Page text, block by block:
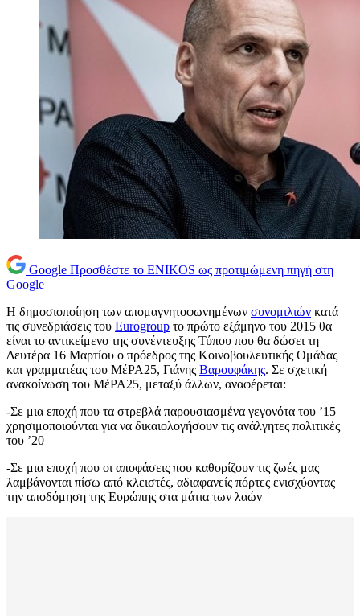
Google Προσθέστε το ENIKOS ως προτιμώμενη πηγή στη
Google
Η δημοσιοποίηση των απομαγνητοφωνημένων συνομιλιών κατά
τις συνεδριάσεις του Eurogroup το πρώτο εξάμηνο του 2015 θα
είναι το αντικείμενο της συνέντευξης Τύπου που θα δώσει τη
Δευτέρα 16 Μαρτίου ο πρόεδρος της Κοινοβουλευτικής Ομάδας
και γραμματέας του ΜέΡΑ25, Γιάνης Βαρουφάκης. Σε σχετική
ανακοίνωση του ΜέΡΑ25, μεταξύ άλλων, αναφέρεται:
-Σε μια εποχή που τα στρεβλά παρουσιασμένα γεγονότα του ’15
χρησιμοποιούνται για να δικαιολογήσουν τις ανάλγητες πολιτικές
του ’20
-Σε μια εποχή που οι αποφάσεις που καθορίζουν τις ζωές μας
λαμβάνονται πίσω από κλειστές, αδιαφανείς πόρτες ενισχύοντας
την αποδόμηση της Ευρώπης στα μάτια των λαών